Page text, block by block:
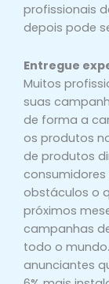
profissionais
depois pode
Entregue
Muitos
suas
de forma a
os produtos
de produtos
obstáculos o
próximos
campanhas
todo o
anunciantes